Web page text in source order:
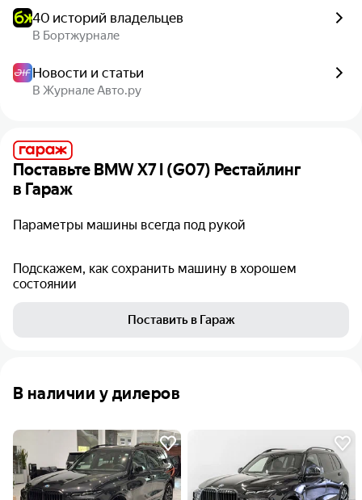
40 историй владельцев
В Бортжурнале
Новости и статьи
В Журнале Авто.ру
Поставьте BMW X7 I (G07) Рестайлинг
в Гараж
Параметры машины всегда под рукой
Подскажем, как сохранить машину в хорошем
состоянии
Поставить в Гараж
В наличии у дилеров